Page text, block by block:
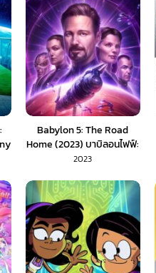
Babylon 5: The Road
Home (2023) บาบิลอนไฟฟ์:
หนทางสู่บ้าน (ซับไทย)
2023